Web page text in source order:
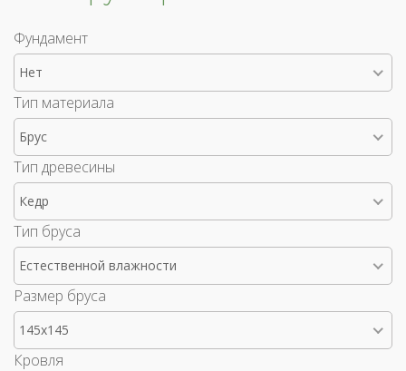
Фундамент
Нет
Тип материала
Брус
Тип древесины
Кедр
Тип бруса
Естественной влажности
Размер бруса
145x145
Кровля